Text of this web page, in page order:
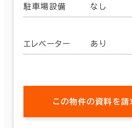
駐車場設備 なし
エレベーター あり
この物件の資料を請